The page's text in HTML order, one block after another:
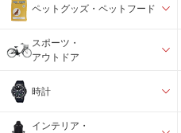
ペットグッズ・ペットフード
スポーツ・
アウトドア
時計
インテリア・